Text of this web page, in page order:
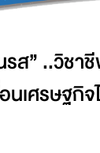
รส” ..วิช
นเศรษฐกิจ